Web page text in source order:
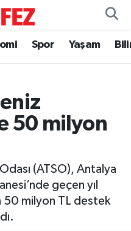
Spor Yaşam
50 milyon
(ATSO), Antalya
geçen yıl
50 milyon TL destek
ve Fikstür